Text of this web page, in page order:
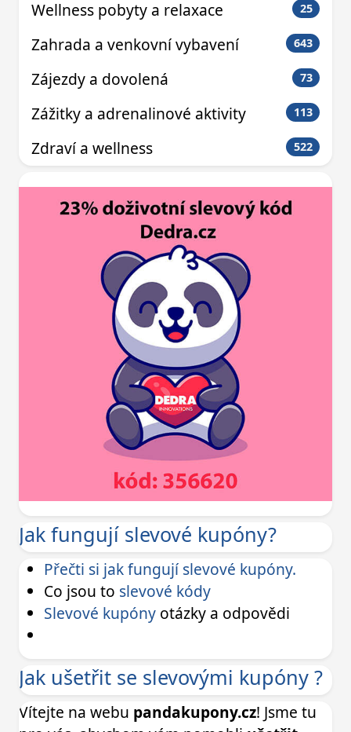
Wellness pobyty a relaxace 25
Zahrada a venkovní vybavení 643
Zájezdy a dovolená 73
Zážitky a adrenalinové aktivity 113
Zdraví a wellness 522
Jak fungují slevové kupóny?
Přečti si jak fungují slevové kupóny.
Co jsou to slevové kódy
Slevové kupóny otázky a odpovědi
Jak ušetřit se slevovými kupóny ?
Vítejte na webu pandakupony.cz! Jsme tu